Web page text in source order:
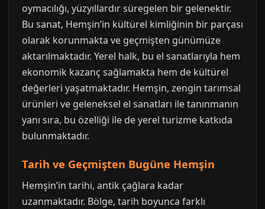
oymacılığı, yüzyıllardır süregelen bir gelenektir.
Bu sanat, Hemşin’in kültürel kimliğinin bir parçası
olarak korunmakta ve geçmişten günümüze
aktarılmaktadır. Yerel halk, bu el sanatlarıyla hem
ekonomik kazanç sağlamakta hem de kültürel
değerleri yaşatmaktadır. Hemşin, zengin tarımsal
ürünleri ve geleneksel el sanatları ile tanınmanın
yanı sıra, bu özelliği ile de yerel turizme katkıda
bulunmaktadır.
Tarih ve Geçmişten Bugüne Hemşin
Hemşin’in tarihi, antik çağlara kadar
uzanmaktadır. Bölge, tarih boyunca farklı